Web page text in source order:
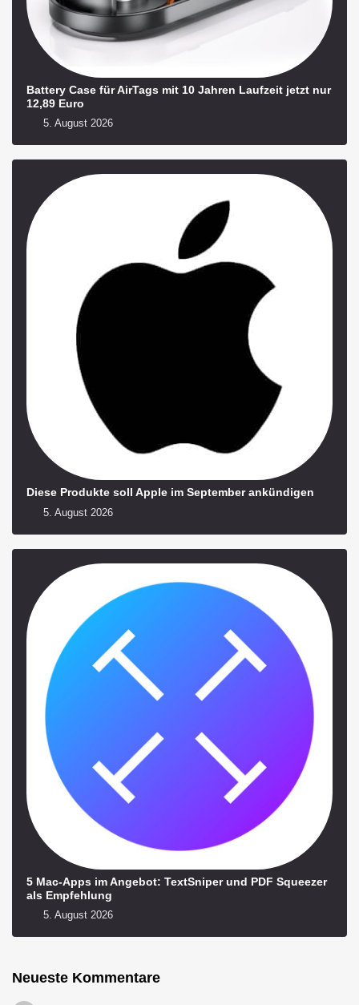
Battery Case für AirTags mit 10 Jahren Laufzeit jetzt nur
12,89 Euro
5. August 2026
Diese Produkte soll Apple im September ankündigen
5. August 2026
5 Mac-Apps im Angebot: TextSniper und PDF Squeezer
als Empfehlung
5. August 2026
Neueste Kommentare